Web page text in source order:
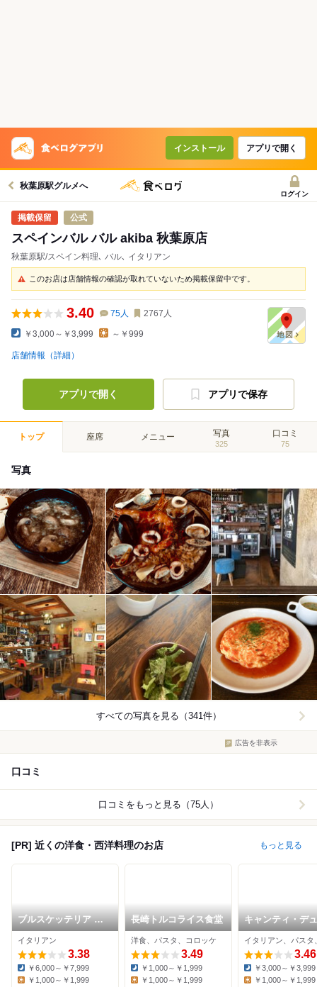
インストール アプリで開く
秋葉原駅グルメへ
ログイン
公式
スペインバル バル akiba 秋葉原店
秋葉原駅/スペイン料理､ バル､ イタリアン
このお店は店舗情報の確認が取れていないため掲載保留中です。
3.40 75人 2767 人
￥3,000～￥3,999 ～￥999
店舗情報（詳細）
アプリで開く アプリで保存
トップ 座席 メニュー 写真
325
口コミ
75
写真
すべての写真を見る（341件）
広告を非表示
口コミ
口コミをもっと見る（75人）
[PR] 近くの洋食・西洋料理のお店 もっと見る
ブルスケッテリア デ
ッリ アルティスティ
イタリアン
3.38
Dinner:
￥6,000～￥7,999
￥1,000～￥1,999
長崎トルコライス食堂
洋食、パスタ、コロッケ
3.49
Dinner:
￥1,000～￥1,999
￥1,000～￥1,999
キャンティ・デ
3.46
Dinner:
￥3,000～￥3,999
￥1,000～￥1,999